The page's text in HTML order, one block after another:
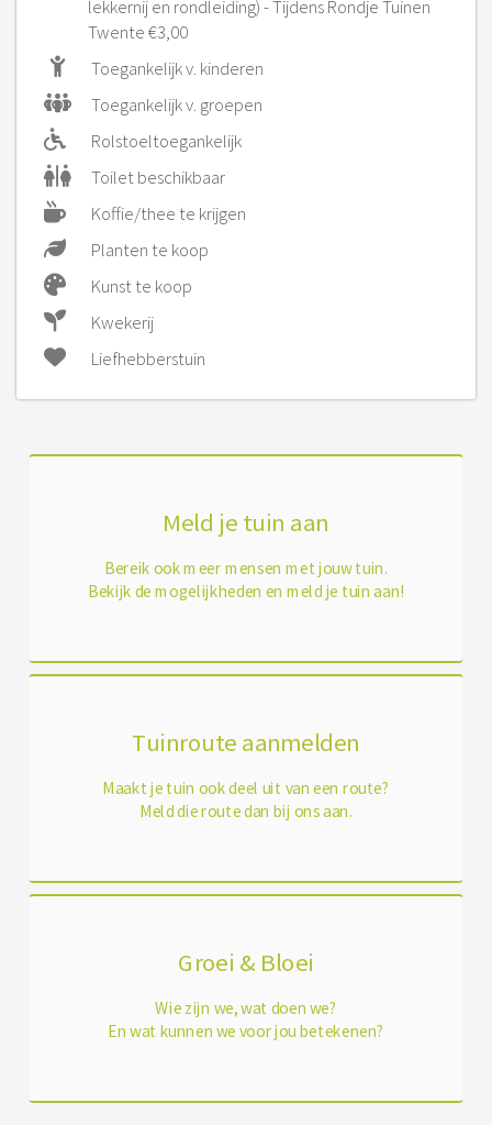
lekkernij en rondleiding) - Tijdens Rondje Tuinen
Twente €3,00
Toegankelijk v. kinderen
Toegankelijk v. groepen
Rolstoeltoegankelijk
Toilet beschikbaar
Koffie/thee te krijgen
Planten te koop
Kunst te koop
Kwekerij
Liefhebberstuin
Meld je tuin aan
Bereik ook meer mensen met jouw tuin.
Bekijk de mogelijkheden en meld je tuin aan!
Tuinroute aanmelden
Maakt je tuin ook deel uit van een route?
Meld die route dan bij ons aan.
Groei & Bloei
Wie zijn we, wat doen we?
En wat kunnen we voor jou betekenen?